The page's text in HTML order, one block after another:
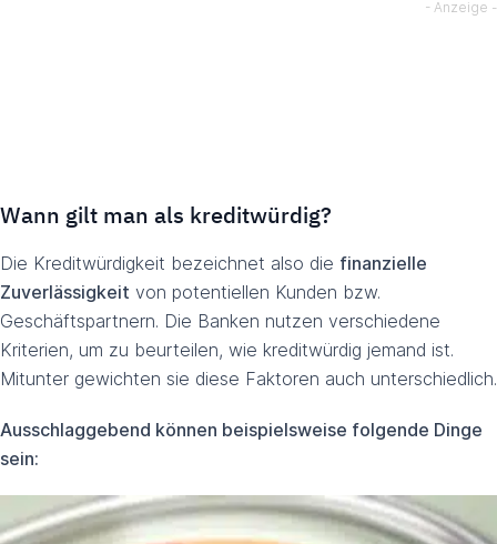
Wann gilt man als kreditwürdig?
Die Kreditwürdigkeit bezeichnet also die finanzielle
Zuverlässigkeit von potentiellen Kunden bzw.
Geschäftspartnern. Die Banken nutzen verschiedene
Kriterien, um zu beurteilen, wie kreditwürdig jemand ist.
Mitunter gewichten sie diese Faktoren auch unterschiedlich.
Ausschlaggebend können beispielsweise folgende Dinge
sein: